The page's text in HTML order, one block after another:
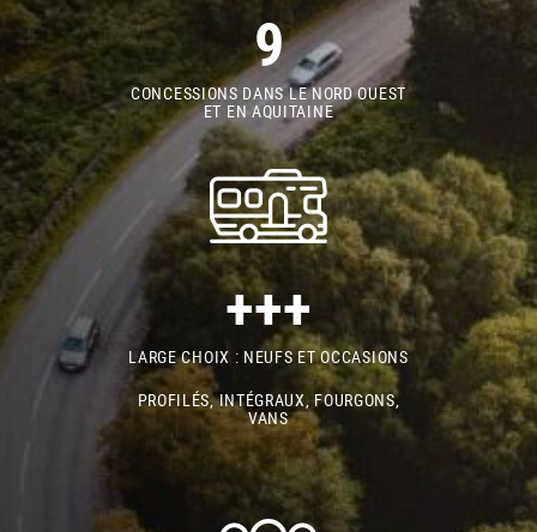
9
CONCESSIONS DANS LE NORD OUEST
ET EN AQUITAINE
+++
LARGE CHOIX : NEUFS ET OCCASIONS
PROFILÉS, INTÉGRAUX, FOURGONS,
VANS